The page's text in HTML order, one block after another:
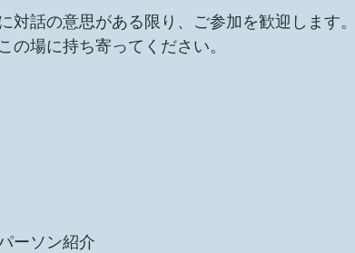
対話の意思がある限り、ご参加を歓迎します
の場に持ち寄ってください。
ーソン紹介